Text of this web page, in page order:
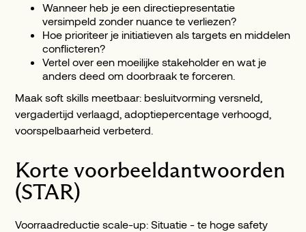
Wanneer heb je een directiepresentatie
versimpeld zonder nuance te verliezen?
Hoe prioriteer je initiatieven als targets en middelen
conflicteren?
Vertel over een moeilijke stakeholder en wat je
anders deed om doorbraak te forceren.
Maak soft skills meetbaar: besluitvorming versneld,
vergadertijd verlaagd, adoptiepercentage verhoogd,
voorspelbaarheid verbeterd.
Korte voorbeeldantwoorden
(STAR)
Voorraadreductie scale-up: Situatie - te hoge safety